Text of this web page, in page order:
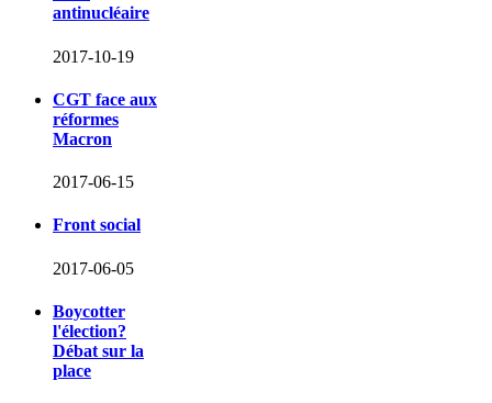
antinucléaire
2017-10-19
CGT face aux
réformes
Macron
2017-06-15
Front social
2017-06-05
Boycotter
l'élection?
Débat sur la
place